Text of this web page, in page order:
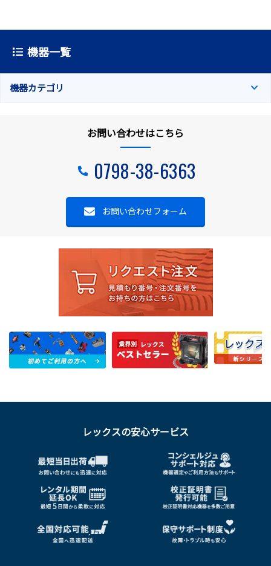
機器一覧
機器カテゴリ
お問い合わせはこちら
0798-38-6363
お問い合わせフォーム
レックスの安心サービス